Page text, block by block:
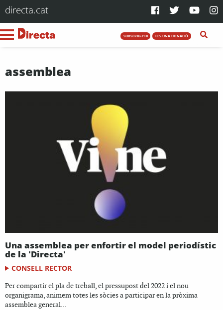
directa.cat
SUBSCRIU-T'HI FES UNA DONACIÓ
assemblea
Una assemblea per enfortir el model periodístic
de la 'Directa'
CONSELL RECTOR
Per compartir el pla de treball, el pressupost del 2022 i el nou
organigrama, animem totes les sòcies a participar en la pròxima
assemblea general...